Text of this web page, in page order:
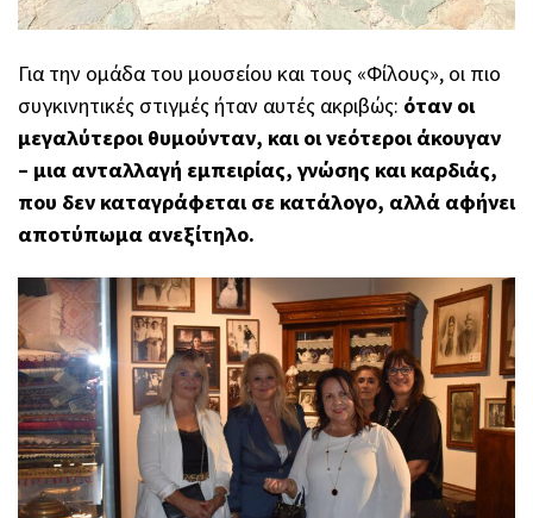
Για την ομάδα του μουσείου και τους «Φίλους», οι πιο
συγκινητικές στιγμές ήταν αυτές ακριβώς: όταν οι
μεγαλύτεροι θυμούνταν, και οι νεότεροι άκουγαν
– μια ανταλλαγή εμπειρίας, γνώσης και καρδιάς,
που δεν καταγράφεται σε κατάλογο, αλλά αφήνει
αποτύπωμα ανεξίτηλο.